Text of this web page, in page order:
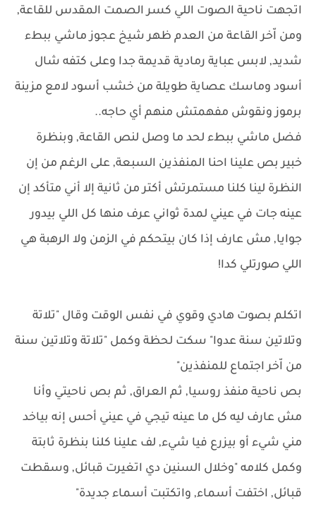
اتجهت ناحية الصوت اللي كسر الصمت المقدس للقاعة,
ومن اّخر القاعة من العدم ظهر شيخ عجوز ماشي ببطء
شديد, لابس عباية رمادية قديمة جدا وعلى كتفه شال
أسود وماسك عصاية طويلة من خشب أسود لامع مزينة
برموز ونقوش مفهمتش منهم أي حاجه..
فضل ماشي ببطء لحد ما وصل لنص القاعة, وبنظرة
خبير بص علينا احنا المنفذين السبعة, على الرغم من إن
النظرة لينا كلنا مستمرتش أكتر من ثانية إلا أني متأكد إن
عينه جات في عيني لمدة ثواني عرف منها كل اللي بيدور
جوايا, مش عارف إذا كان بيتحكم في الزمن ولا الرهبة هي
اللي صورتلي كدا!
اتكلم بصوت هادي وقوي في نفس الوقت وقال "تلاتة
وتلاتين سنة عدوا" سكت لحظة وكمل "تلاتة وتلاتين سنة
من اّخر اجتماع للمنفذين"
بص ناحية منفذ روسيا, ثم العراق, ثم بص ناحيتي وأنا
مش عارف ليه كل ما عينه تيجي في عيني أحس إنه بياخد
مني شيء أو بيزرع فيا شيء, لف علينا كلنا بنظرة ثابتة
وكمل كلامه "وخلال السنين دي اتغيرت قبائل, وسقطت
قبائل, اختفت أسماء, واتكتبت أسماء جديدة"